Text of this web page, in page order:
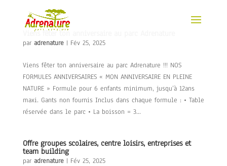
Viens fêter ton anniversaire au parc Adrenature
par adrenature| Fév 25, 2025
Viens fêter ton anniversaire au parc Adrenature !!! NOS
FORMULES ANNIVERSAIRES « MON ANNIVERSAIRE EN PLEINE
NATURE » Formule pour 6 enfants minimum, jusqu’à 12ans
maxi. Gants non fournis Inclus dans chaque formule : • Table
réservée dans le parc • La boisson = 3...
Offre groupes scolaires, centre loisirs, entreprises et
team building
par adrenature| Fév 25, 2025